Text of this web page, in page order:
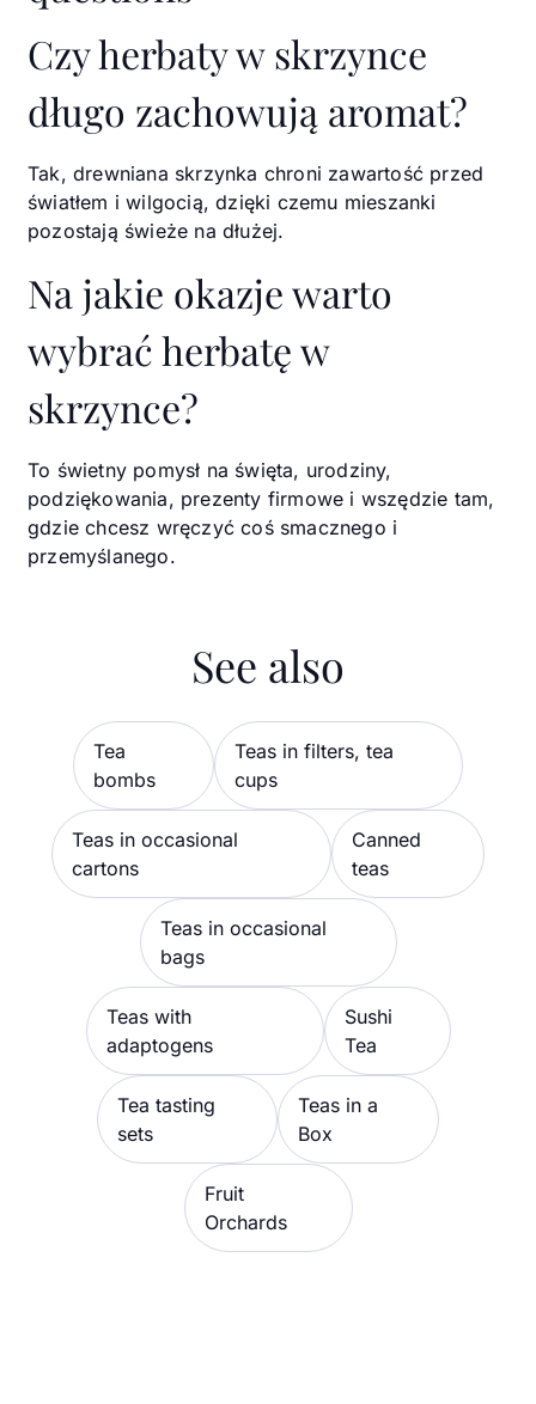
Czy herbaty w skrzynce
długo zachowują aromat?
Tak, drewniana skrzynka chroni zawartość przed
światłem i wilgocią, dzięki czemu mieszanki
pozostają świeże na dłużej.
Na jakie okazje warto
wybrać herbatę w
skrzynce?
To świetny pomysł na święta, urodziny,
podziękowania, prezenty firmowe i wszędzie tam,
gdzie chcesz wręczyć coś smacznego i
przemyślanego.
See also
Tea
bombs
Teas in filters, tea
cups
Teas in occasional
cartons
Canned
teas
Teas in occasional
bags
Teas with
adaptogens
Sushi
Tea
Tea tasting
sets
Teas in a
Box
Fruit
Orchards